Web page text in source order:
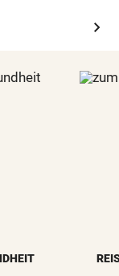
chevron_right